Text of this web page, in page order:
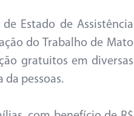
Estado de Assistência
do Trabalho de Mato
gratuitos em diversas
pessoas.